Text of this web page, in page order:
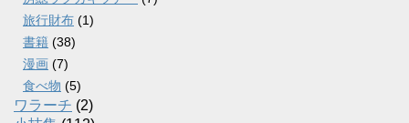
旅行財布 (1)
書籍 (38)
漫画 (7)
食べ物 (5)
ワラーチ (2)